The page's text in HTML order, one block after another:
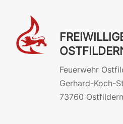
Feuerwehr
Gerhard-Koch-
73760 Ostfildern